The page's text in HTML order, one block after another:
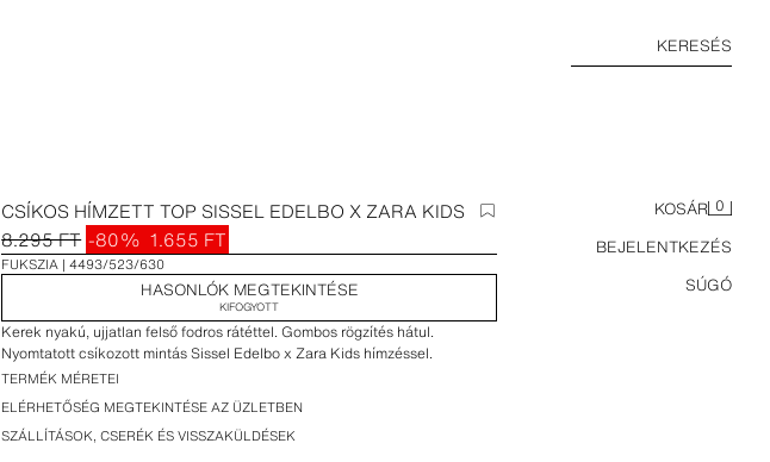
KERESÉS
KOSÁR 0
BEJELENTKEZÉS
SÚGÓ
CSÍKOS HÍMZETT TOP SISSEL EDELBO X ZARA KIDS
8.295 FT -80% 1.655 FT
FUKSZIA 4493/523/630
HASONLÓK MEGTEKINTÉSE
KIFOGYOTT
Kerek nyakú, ujjatlan felső fodros rátéttel. Gombos rögzítés hátul.
Nyomtatott csíkozott mintás Sissel Edelbo x Zara Kids hímzéssel.
TERMÉK MÉRETEI
ELÉRHETŐSÉG MEGTEKINTÉSE AZ ÜZLETBEN
SZÁLLÍTÁSOK, CSERÉK ÉS VISSZAKÜLDÉSEK